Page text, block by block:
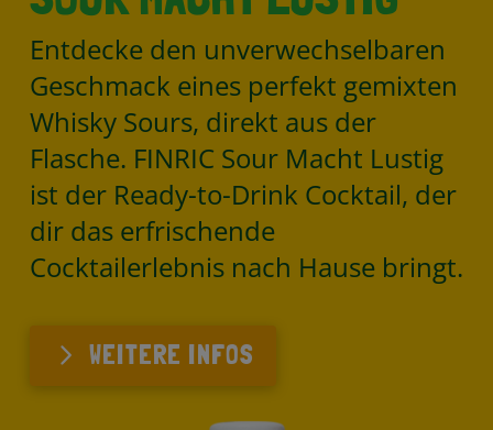
Entdecke den unverwechselbaren
Geschmack eines perfekt gemixten
Whisky Sours, direkt aus der
Flasche. FINRIC Sour Macht Lustig
ist der Ready-to-Drink Cocktail, der
dir das erfrischende
Cocktailerlebnis nach Hause bringt.
WEITERE INFOS